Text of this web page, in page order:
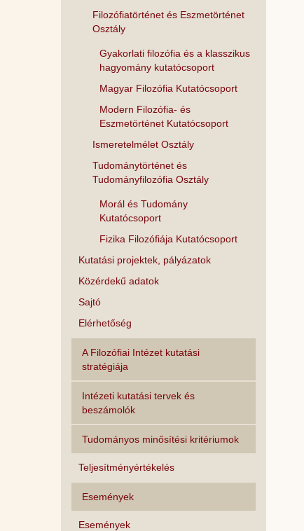
Filozófiatörténet és Eszmetörténet
Osztály
Gyakorlati filozófia és a klasszikus
hagyomány kutatócsoport
Magyar Filozófia Kutatócsoport
Modern Filozófia- és
Eszmetörténet Kutatócsoport
Ismeretelmélet Osztály
Tudománytörténet és
Tudományfilozófia Osztály
Morál és Tudomány
Kutatócsoport
Fizika Filozófiája Kutatócsoport
Kutatási projektek, pályázatok
Közérdekű adatok
Sajtó
Elérhetőség
A Filozófiai Intézet kutatási
stratégiája
Intézeti kutatási tervek és
beszámolók
Tudományos minősítési kritériumok
Teljesítményértékelés
Események
Események